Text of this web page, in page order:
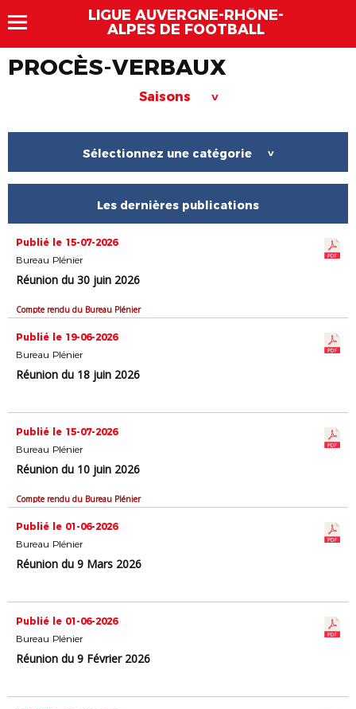
LIGUE AUVERGNE-RHÔNE-
ALPES DE FOOTBALL
PROCÈS-VERBAUX
Saisons >
Sélectionnez une catégorie >
Les dernières publications
Publié le 15-07-2026
Bureau Plénier
Réunion du 30 juin 2026
Compte rendu du Bureau Plénier
Publié le 19-06-2026
Bureau Plénier
Réunion du 18 juin 2026
Publié le 15-07-2026
Bureau Plénier
Réunion du 10 juin 2026
Compte rendu du Bureau Plénier
Publié le 01-06-2026
Bureau Plénier
Réunion du 9 Mars 2026
Publié le 01-06-2026
Bureau Plénier
Réunion du 9 Février 2026